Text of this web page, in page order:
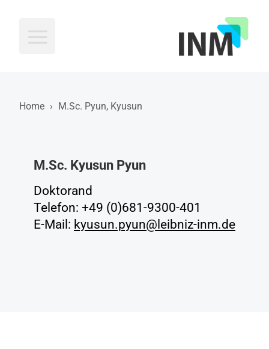
Home › M.Sc. Pyun, Kyusun
M.Sc. Kyusun Pyun
Doktorand
Telefon: +49 (0)681-9300-401
E-Mail: kyusun.pyun@leibniz-inm.de